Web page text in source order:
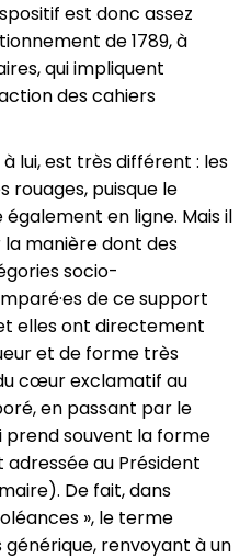
est donc assez
de 1789, à
qui impliquent
des cahiers
à lui, est très différent : les
rouages, puisque le
en ligne. Mais il
manière dont des
socio-
de ce support
elles ont directement
et de forme très
cœur exclamatif au
en passant par le
prend souvent la forme
au Président
De fait, dans
», le terme
générique, renvoyant à un